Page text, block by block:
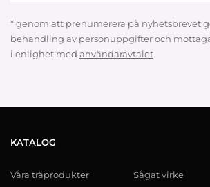
* genom att prenumerera på nyhetsbrevet
behandling av personuppgifter och
i enlighet med användaravtalet
KATALOG
Våra träprodukter Sågat virke